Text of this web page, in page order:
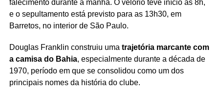
falecimento durante a manhã. O velório teve início às 8h,
e o sepultamento está previsto para as 13h30, em
Barretos, no interior de São Paulo.
Douglas Franklin construiu uma trajetória marcante com
a camisa do Bahia, especialmente durante a década de
1970, período em que se consolidou como um dos
principais nomes da história do clube.